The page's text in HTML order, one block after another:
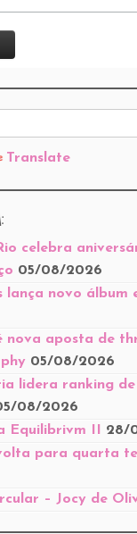
Translate
celebra
05/08/2026
lança novo álbum
nova aposta de
05/08/2026
lidera ranking de
08/2026
Equilibrivm II 28/
para quarta
– Jocy de